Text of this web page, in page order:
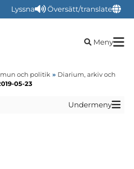
Lyssna Översätt/translate
Öppna
Meny
och politik » Diarium, arkiv och
05-23
Undermeny